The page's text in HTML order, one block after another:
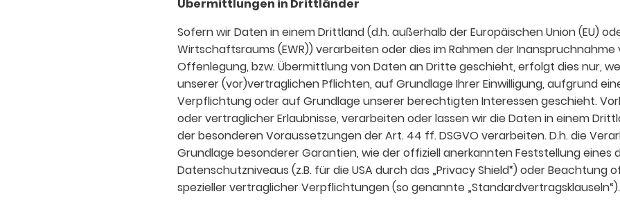
Übermittlungen in Drittländer
Sofern wir Daten in einem Drittland (d.h. außerhalb der Europäischen Union (EU)
Wirtschaftsraums (EWR)) verarbeiten oder dies im Rahmen der
Offenlegung, bzw. Übermittlung von Daten an Dritte geschieht, erfolgt dies nur,
unserer (vor)vertraglichen Pflichten, auf Grundlage Ihrer Einwilligung, aufgrund
Verpflichtung oder auf Grundlage unserer berechtigten Interessen geschieht.
oder vertraglicher Erlaubnisse, verarbeiten oder lassen wir die Daten in einem
der besonderen Voraussetzungen der Art. 44 ff. DSGVO verarbeiten. D.h. die
Grundlage besonderer Garantien, wie der offiziell anerkannten Feststellung eines
Datenschutzniveaus (z.B. für die USA durch das „Privacy Shield“) oder Beachtung
spezieller vertraglicher Verpflichtungen (so genannte „Standardvertragsklauseln“).